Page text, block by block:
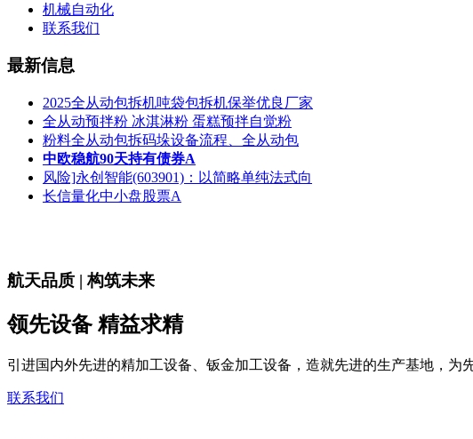
机械自动化
联系我们
最新信息
2025全从动包拆机吨袋包拆机保举优良厂家
全从动预拌粉 冰淇淋粉 蛋糕预拌自觉粉
粉料全从动包拆码垛设备流程、全从动包
中欧稳航90天持有债券A
风险]永创智能(603901)：以简略单纯法式向
长信量化中小盘股票A
航天品质 | 构筑未来
领先设备 精益求精
引进国内外先进的精加工设备、钣金加工设备，造就先进的生产基地，为
联系我们